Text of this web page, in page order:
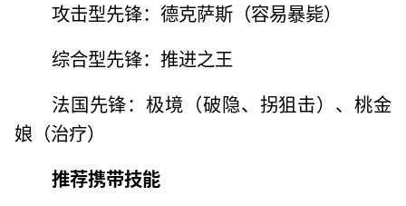
攻击型先锋：德克萨斯（容易暴毙）
综合型先锋：推进之王
法国先锋：极境（破隐、拐狙击）、桃金
娘（治疗）
推荐携带技能